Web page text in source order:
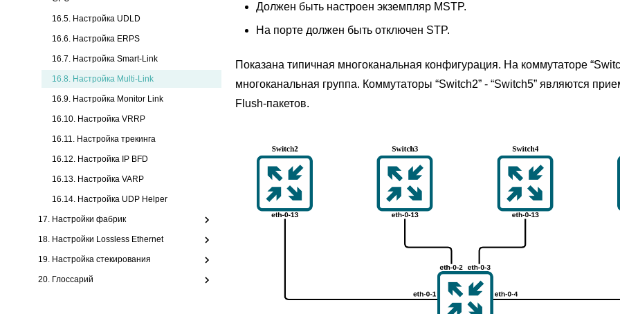
16.5. Настройка UDLD
16.6. Настройка ERPS
16.7. Настройка Smart-Link
16.8. Настройка Multi-Link
16.9. Настройка Monitor Link
16.10. Настройка VRRP
16.11. Настройка трекинга
16.12. Настройка IP BFD
16.13. Настройка VARP
16.14. Настройка UDP Helper
17. Настройки фабрик
18. Настройки Lossless Ethernet
19. Настройка стекирования
20. Глоссарий
Должен быть настроен экземпляр MSTP.
На порте должен быть отключен STP.
Показана типичная многоканальная конфигурация. На коммутаторе
многоканальная группа. Коммутаторы “Switch2” - “Switch5” являются
Flush-пакетов.